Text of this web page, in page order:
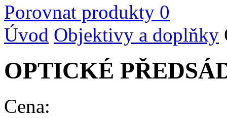
Porovnat produkty 0
Úvod Objektivy a doplňky
OPTICKÉ
Cena: